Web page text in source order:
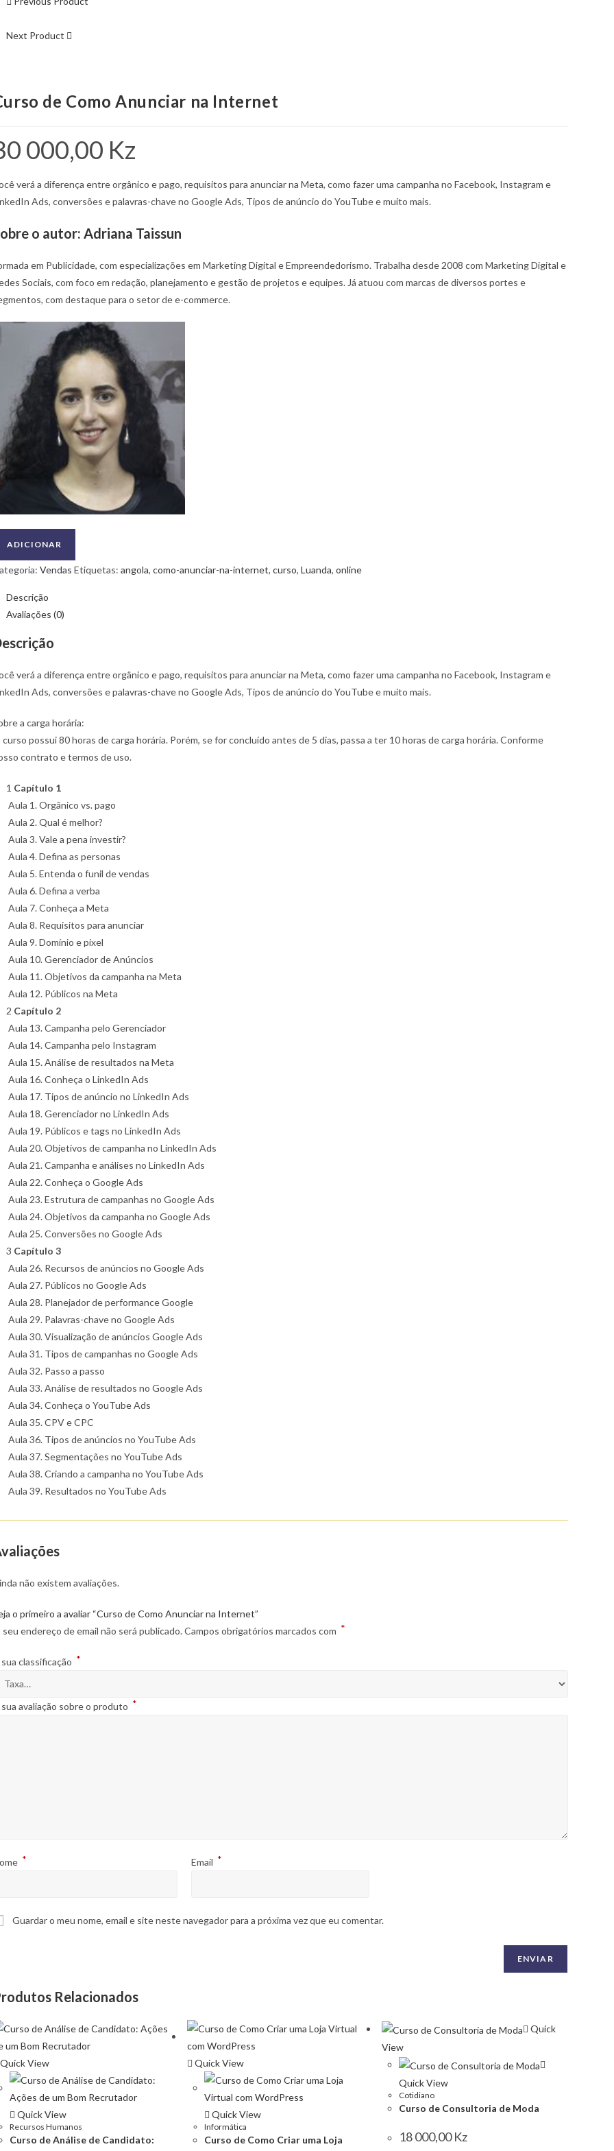
Next Product
de Como Anunciar na Internet
000,00 Kz
verá a diferença entre orgânico e pago, requisitos para anunciar na Meta, como fazer uma campanha no Facebook, Instagram e
Ads, conversões e palavras-chave no Google Ads, Tipos de anúncio do YouTube e muito mais.
o autor: Adriana Taissun
em Publicidade, com especializações em Marketing Digital e Empreendedorismo. Trabalha desde 2008 com Marketing Digital e
Sociais, com foco em redação, planejamento e gestão de projetos e equipes. Já atuou com marcas de diversos portes e
com destaque para o setor de e-commerce.
ADICIONAR
Vendas Etiquetas: angola, como-anunciar-na-internet, curso, Luanda, online
Descrição
Avaliações (0)
verá a diferença entre orgânico e pago, requisitos para anunciar na Meta, como fazer uma campanha no Facebook, Instagram e
Ads, conversões e palavras-chave no Google Ads, Tipos de anúncio do YouTube e muito mais.
a carga horária:
curso possui 80 horas de carga horária. Porém, se for concluído antes de 5 dias, passa a ter 10 horas de carga horária. Conforme
contrato e termos de uso.
1 Capítulo 1
Aula 1. Orgânico vs. pago
Aula 2. Qual é melhor?
Aula 3. Vale a pena investir?
Aula 4. Defina as personas
Aula 5. Entenda o funil de vendas
Aula 6. Defina a verba
Aula 7. Conheça a Meta
Aula 8. Requisitos para anunciar
Aula 9. Domínio e pixel
Aula 10. Gerenciador de Anúncios
Aula 11. Objetivos da campanha na Meta
Aula 12. Públicos na Meta
2 Capítulo 2
Aula 13. Campanha pelo Gerenciador
Aula 14. Campanha pelo Instagram
Aula 15. Análise de resultados na Meta
Aula 16. Conheça o LinkedIn Ads
Aula 17. Tipos de anúncio no LinkedIn Ads
Aula 18. Gerenciador no LinkedIn Ads
Aula 19. Públicos e tags no LinkedIn Ads
Aula 20. Objetivos de campanha no LinkedIn Ads
Aula 21. Campanha e análises no LinkedIn Ads
Aula 22. Conheça o Google Ads
Aula 23. Estrutura de campanhas no Google Ads
Aula 24. Objetivos da campanha no Google Ads
Aula 25. Conversões no Google Ads
3 Capítulo 3
Aula 26. Recursos de anúncios no Google Ads
Aula 27. Públicos no Google Ads
Aula 28. Planejador de performance Google
Aula 29. Palavras-chave no Google Ads
Aula 30. Visualização de anúncios Google Ads
Aula 31. Tipos de campanhas no Google Ads
Aula 32. Passo a passo
Aula 33. Análise de resultados no Google Ads
Aula 34. Conheça o YouTube Ads
Aula 35. CPV e CPC
Aula 36. Tipos de anúncios no YouTube Ads
Aula 37. Segmentações no YouTube Ads
Aula 38. Criando a campanha no YouTube Ads
Aula 39. Resultados no YouTube Ads
não existem avaliações.
o primeiro a avaliar “Curso de Como Anunciar na Internet”
seu endereço de email não será publicado.Campos obrigatórios marcados com *
classificação *
avaliação sobre o produto *
* Email *
Guardar o meu nome, email e site neste navegador para a próxima vez que eu comentar.
Relacionados
Quick View
Quick View
Recursos Humanos
Curso de Análise de Candidato:
Quick View
Quick View
Informática
Curso de Como Criar uma Loja
Quick
View
Quick View
Cotidiano
Curso de Consultoria de Moda
18 000,00Kz
LINKS ÚTEIS SIGA-NOS NAS REDES SOCIAIS